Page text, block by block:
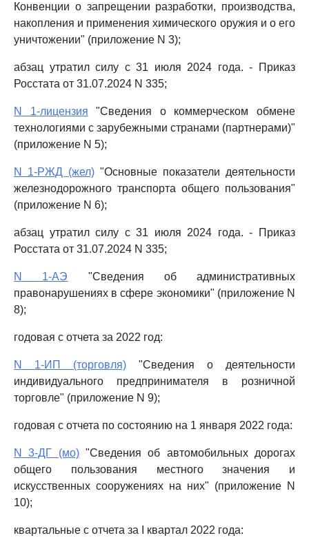
Конвенции о запрещении разработки, производства,
накопления и применения химического оружия и о его
уничтожении" (приложение N 3);
абзац утратил силу с 31 июля 2024 года. - Приказ
Росстата от 31.07.2024 N 335;
N 1-лицензия "Сведения о коммерческом обмене
технологиями с зарубежными странами (партнерами)"
(приложение N 5);
N 1-РЖД (жел) "Основные показатели деятельности
железнодорожного транспорта общего пользования"
(приложение N 6);
абзац утратил силу с 31 июля 2024 года. - Приказ
Росстата от 31.07.2024 N 335;
N 1-АЭ "Сведения об административных
правонарушениях в сфере экономики" (приложение N
8);
годовая с отчета за 2022 год:
N 1-ИП (торговля) "Сведения о деятельности
индивидуального предпринимателя в розничной
торговле" (приложение N 9);
годовая с отчета по состоянию на 1 января 2022 года:
N 3-ДГ (мо)"Сведения об автомобильных дорогах
общего пользования местного значения и
искусственных сооружениях на них" (приложение N
10);
квартальные с отчета за I квартал 2022 года: